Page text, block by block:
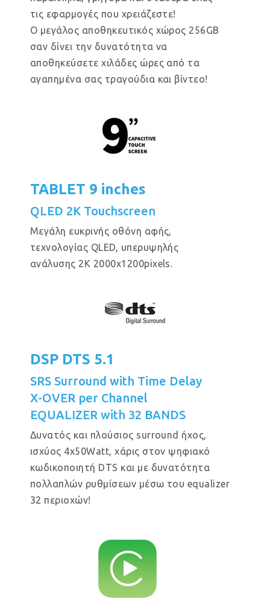
τις εφαρμογές που χρειάζεστε!
Ο μεγάλος αποθηκευτικός χώρος 256GB
σαν δίνει την δυνατότητα να
αποθηκεύσετε χιλάδες ώρες από τα
αγαπημένα σας τραγούδια και βίντεο!
TABLET 9 inches
QLED 2K Touchscreen
Μεγάλη ευκρινής οθόνη αφής,
τεχνολογίας QLED, υπερυψηλής
ανάλυσης 2Κ 2000x1200pixels.
DSP DTS 5.1
SRS Surround with Time Delay
X-OVER per Channel
EQUALIZER with 32 BANDS
Δυνατός και πλούσιος surround ήχος,
ισχύος 4x50Watt, χάρις στον ψηφιακό
κωδικοποιητή DTS και με δυνατότητα
πολλαπλών ρυθμίσεων μέσω του equalizer
32 περιοχών!